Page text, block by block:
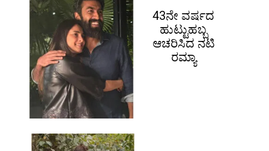
43ನೇ ವರ್ಷದ
ಹುಟ್ಟುಹಬ್ಬ
ಆಚರಿಸಿದ ನಟಿ
ರಮ್ಯಾ